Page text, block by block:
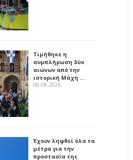
Τιμήθηκε η
συμπλήρωση δύο
αιώνων από την
ιστορική Μάχη …
08-08-2026
Έχουν ληφθεί όλα τα
μέτρα για την
προστασία της